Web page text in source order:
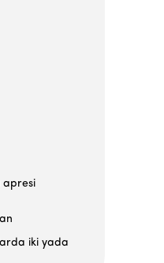
apresi
iki yada